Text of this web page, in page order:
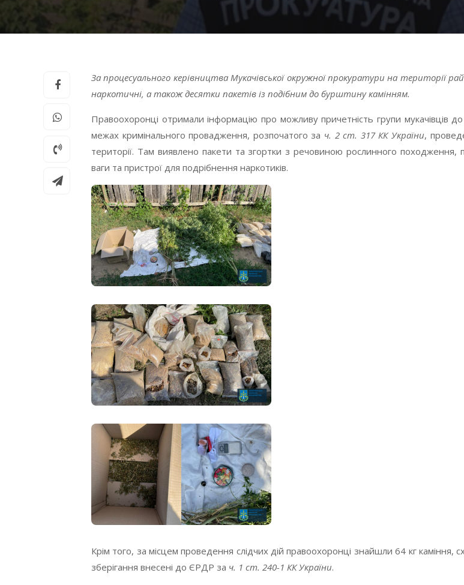
За процесуального керівництва Мукачівської окружної прокуратури на території
наркотичні, а також десятки пакетів із подібним до бурштину камінням.
Правоохоронці отримали інформацію про можливу причетність групи мукачівців
межах кримінального провадження, розпочатого за ч. 2 ст. 317 КК України,
території. Там виявлено пакети та згортки з речовиною рослинного походження,
ваги та пристрої для подрібнення наркотиків.
Крім того, за місцем проведення слідчих дій правоохоронці знайшли 64 кг
зберігання внесені до ЄРДР за ч. 1 ст. 240-1 КК України.